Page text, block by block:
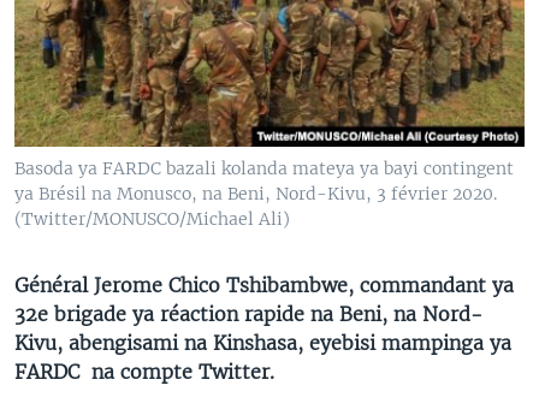
SÉCURITÉ
SCIENCE/TECHNOLOGIE
SPORTS
Basoda ya FARDC bazali kolanda mateya ya bayi contingent
ya Brésil na Monusco, na Beni, Nord-Kivu, 3 février 2020.
(Twitter/MONUSCO/Michael Ali)
Général Jerome Chico Tshibambwe, commandant ya
32e brigade ya réaction rapide na Beni, na Nord-
Kivu, abengisami na Kinshasa, eyebisi mampinga ya
FARDC na compte Twitter.